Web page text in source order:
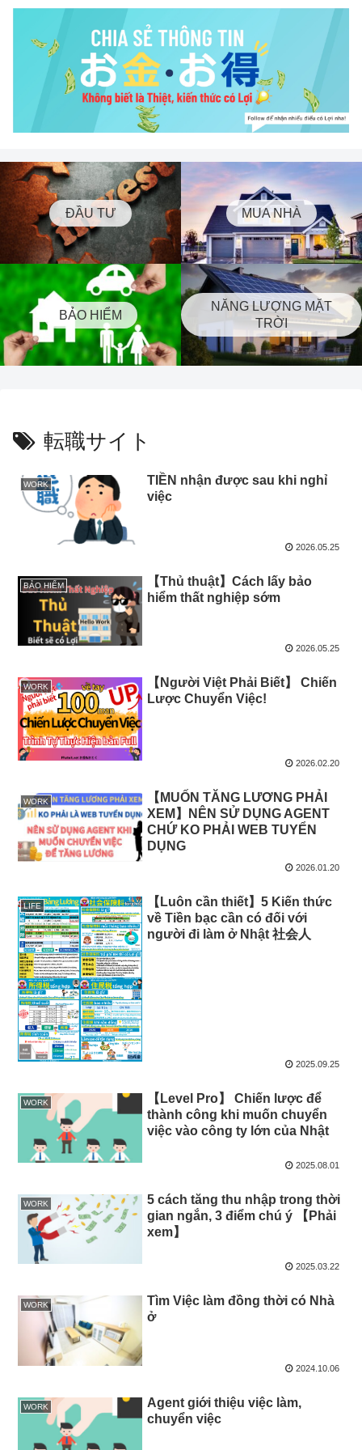
ĐẦU TƯ MUA NHÀ
BẢO HIỂM
NĂNG LƯỢNG MẶT
TRỜI
転職サイト
WORK
TIỀN nhận được sau khi nghỉ
việc
2026.05.25
BẢO HIỂM
【Thủ thuật】Cách lấy bảo
hiểm thất nghiệp sớm
2026.05.25
WORK
【Người Việt Phải Biết】 Chiến
Lược Chuyển Việc!
2026.02.20
WORK
【MUỐN TĂNG LƯƠNG PHẢI
XEM】NÊN SỬ DỤNG AGENT
CHỨ KO PHẢI WEB TUYỂN
DỤNG
2026.01.20
LIFE
【Luôn cần thiết】5 Kiến thức
về Tiền bạc cần có đối với
người đi làm ở Nhật 社会人
2025.09.25
WORK
【Level Pro】 Chiến lược để
thành công khi muốn chuyển
việc vào công ty lớn của Nhật
2025.08.01
WORK
5 cách tăng thu nhập trong thời
gian ngắn, 3 điểm chú ý 【Phải
xem】
2025.03.22
WORK
Tìm Việc làm đồng thời có Nhà
ở
2024.10.06
WORK
Agent giới thiệu việc làm,
chuyển việc